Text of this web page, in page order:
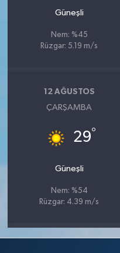
Güneşli
Nem: %45
Rüzgar: 5.19 m/s
12 AĞUSTOS
ÇARŞAMBA
29°
Güneşli
Nem: %54
Rüzgar: 4.39 m/s